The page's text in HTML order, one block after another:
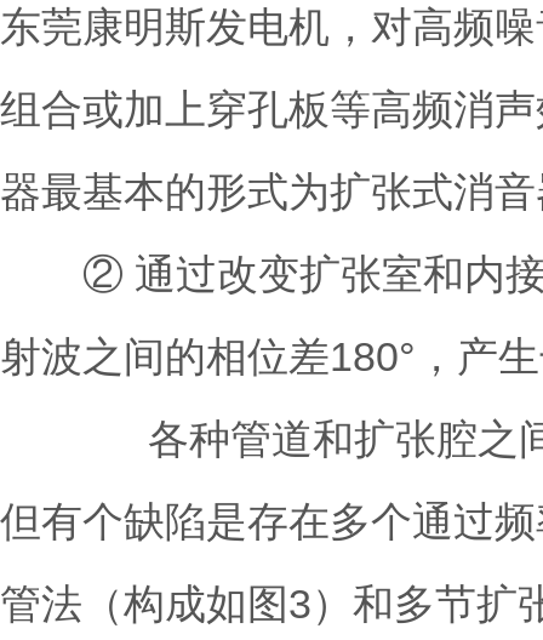
东莞康明斯发电机 ，对高频
组合或加上穿孔板等高频消
器最基本的形式为扩张式消
② 通过改变扩张室和内接
射波之间的相位差180°，产
各种管道和扩张腔之间相
但有个缺陷是存在多个通过
管法（构成如图3）和多节扩